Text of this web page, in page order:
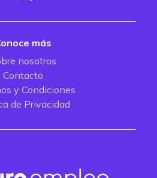
más
nosotros
Contacto
y Condiciones
de Privacidad